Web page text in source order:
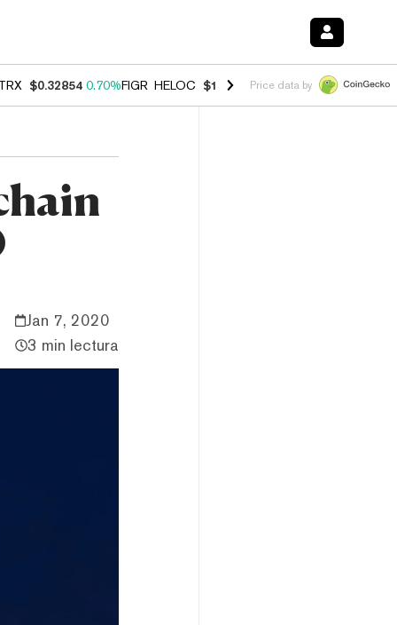
TRX $0.32854 0.70%FIGR_HELOC $1.007 -2.70%HYPE $54.58 -
Price data by
Jan 7, 2020
3 min lectura